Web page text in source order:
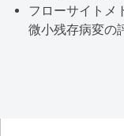
フローサイトメ
微小残存病変の